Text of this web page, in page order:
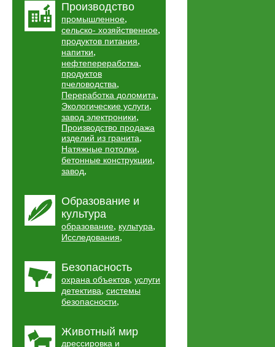
Производство
промышленное,
сельско- хозяйственное,
продуктов питания,
напитки,
нефтепереработка,
продуктов
пчеловодства,
Переработка доломита,
Экологические услуги,
завод электроники,
Производство продажа
изделий из гранита,
Натяжные потолки,
бетонные конструкции,
завод,
Образование и
культура
образование, культура,
Исследования,
Безопасность
охрана объектов, услуги
детектива, системы
безопасности,
Животный мир
дрессировка и